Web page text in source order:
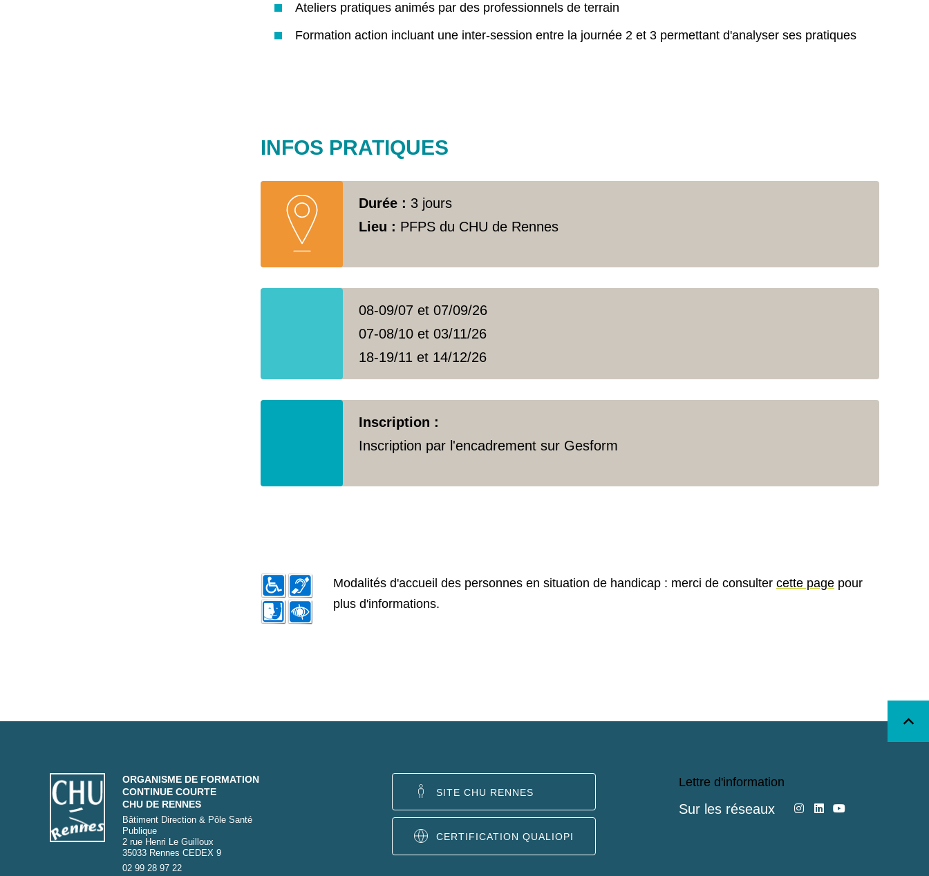
Ateliers pratiques animés par des professionnels de terrain
Formation action incluant une inter-session entre la journée 2 et 3 permettant d'analyser ses pratiques
INFOS PRATIQUES
Durée : 3 jours
Lieu : PFPS du CHU de Rennes
08-09/07 et 07/09/26
07-08/10 et 03/11/26
18-19/11 et 14/12/26
Inscription :
Inscription par l'encadrement sur Gesform
Modalités d'accueil des personnes en situation de handicap : merci de consulter cette page pour
plus d'informations.
ORGANISME DE FORMATION
CONTINUE COURTE
CHU DE RENNES
Bâtiment Direction & Pôle Santé
Publique
2 rue Henri Le Guilloux
35033 Rennes CEDEX 9
02 99 28 97 22
SITE CHU RENNES
CERTIFICATION QUALIOPI
Lettre d'information
Sur les réseaux